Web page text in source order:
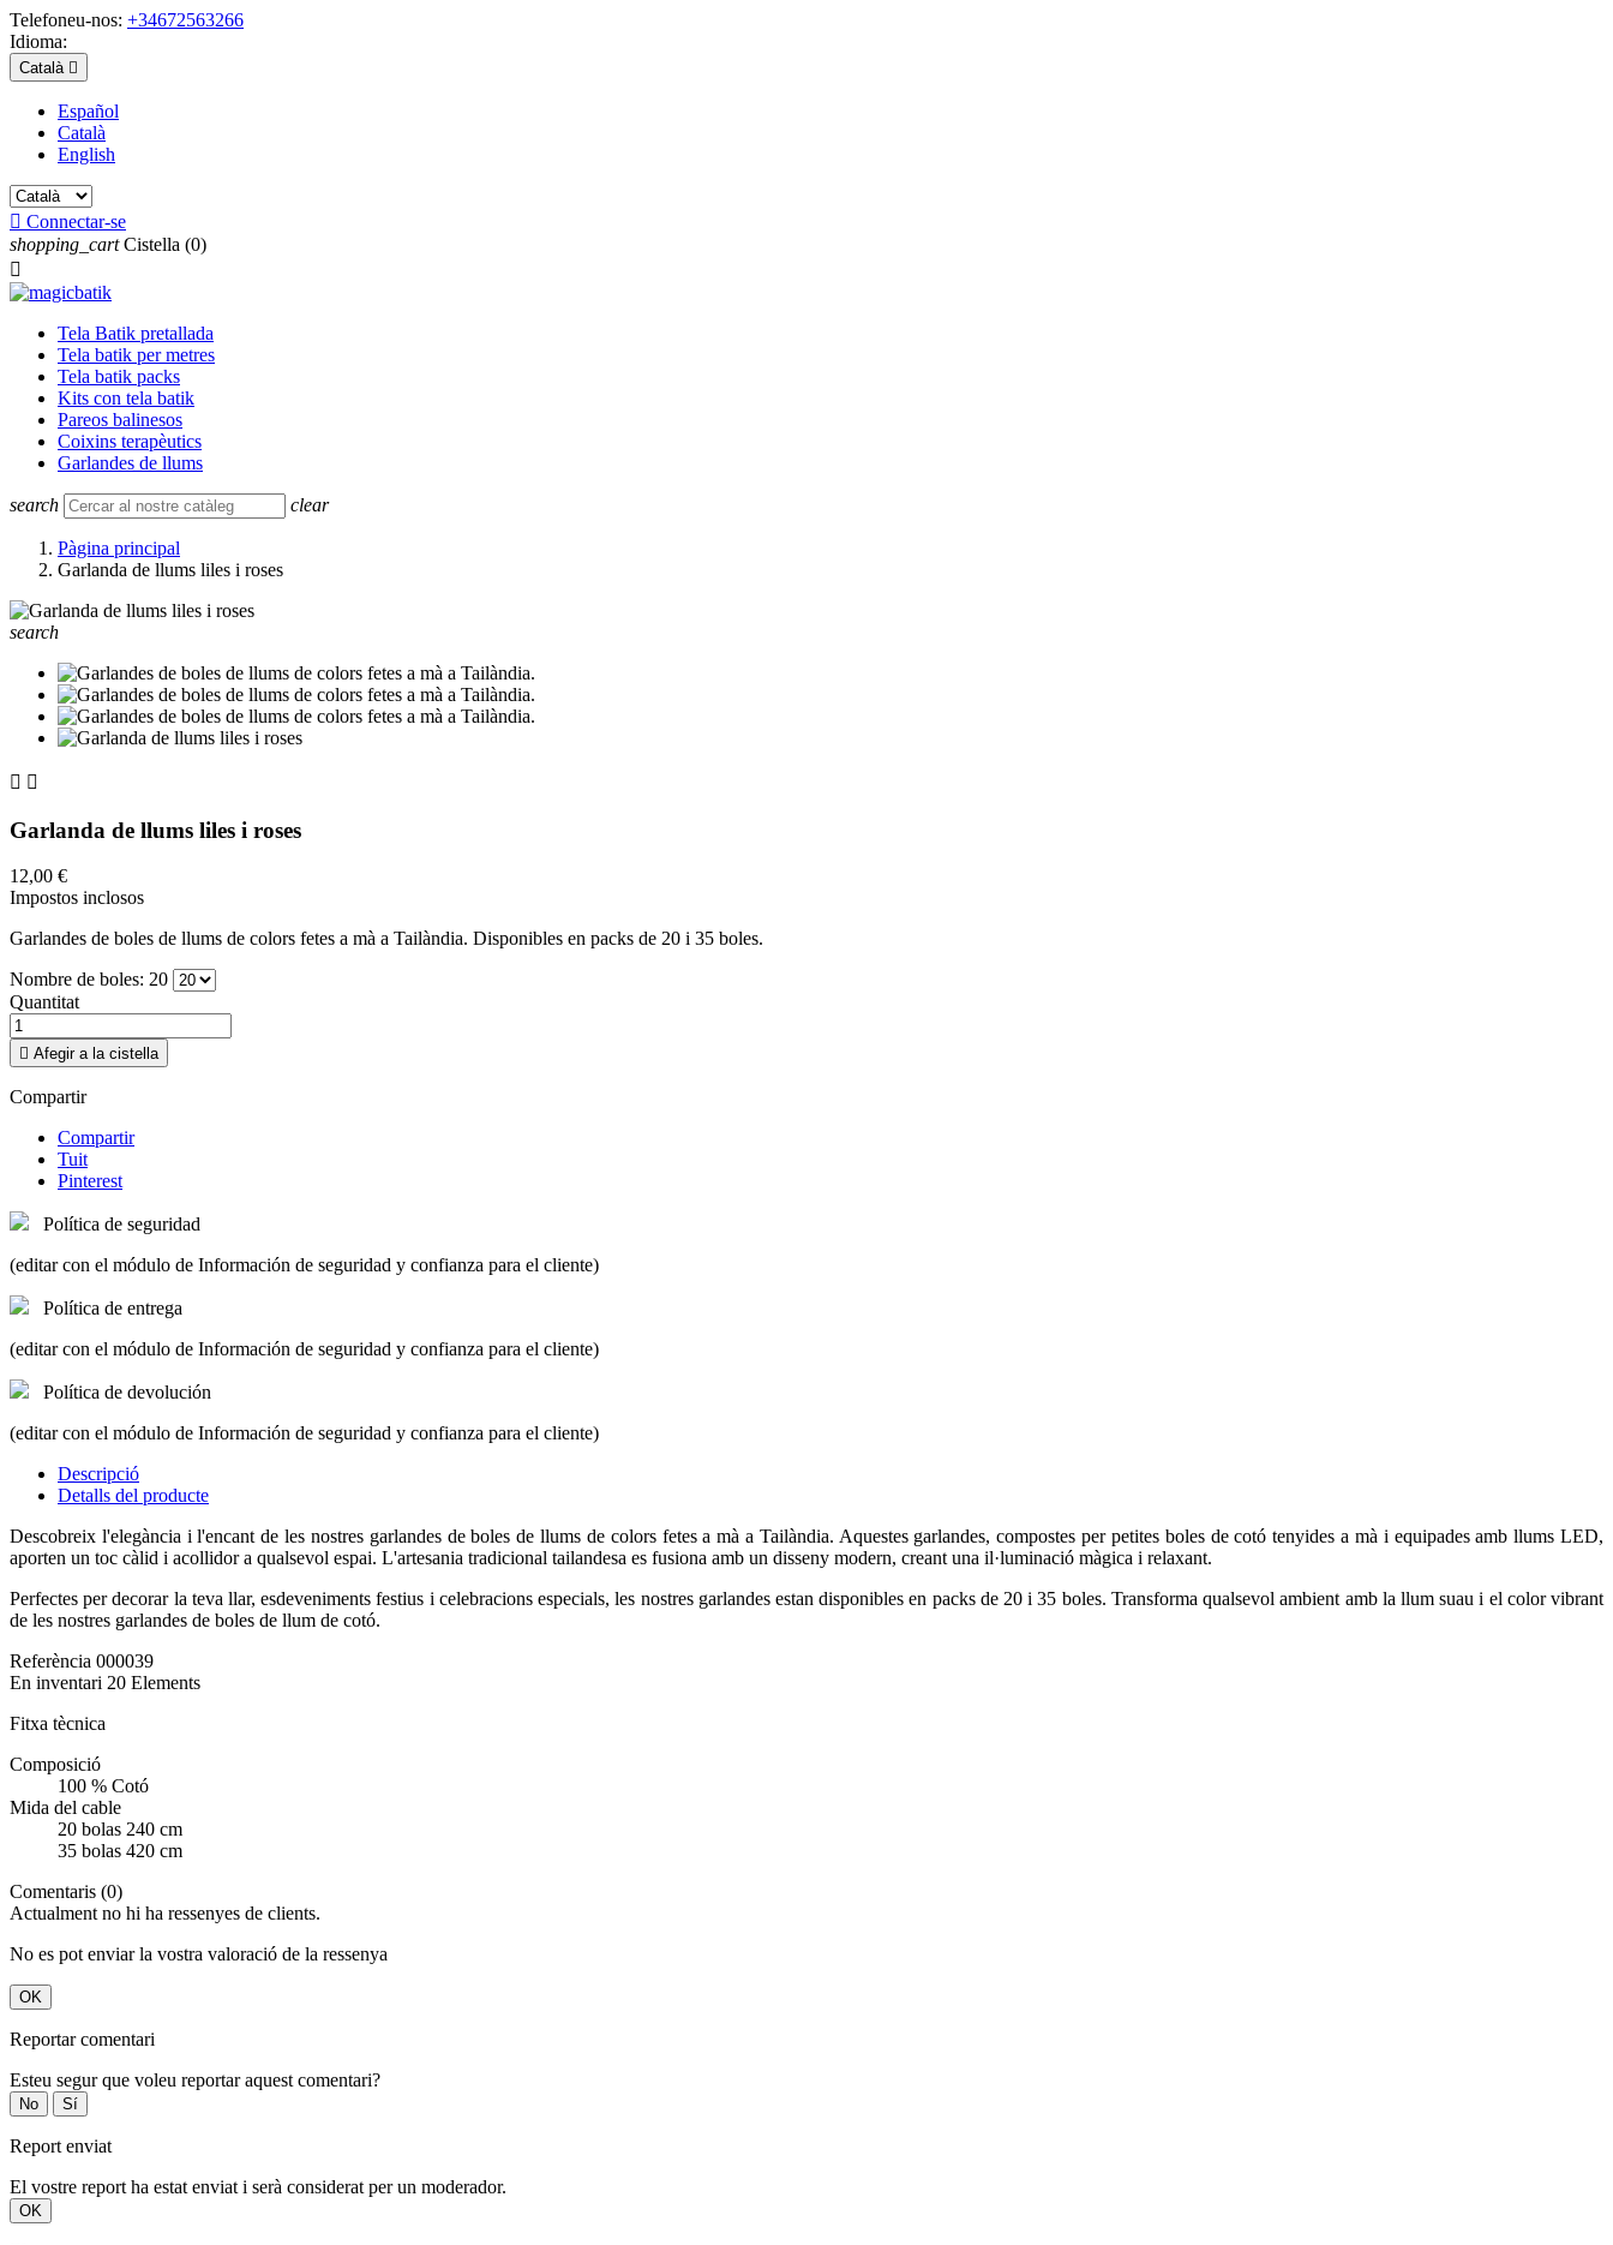
Telefoneu-nos: +34672563266
Idioma:
Català 
Español
Català
English
 Connectar-se
shopping_cart Cistella (0)

Tela Batik pretallada
Tela batik per metres
Tela batik packs
Kits con tela batik
Pareos balinesos
Coixins terapèutics
Garlandes de llums
search clear
Pàgina principal
Garlanda de llums liles i roses
search
 
Garlanda de llums liles i roses
12,00 €
Impostos inclosos
Garlandes de boles de llums de colors fetes a mà a Tailàndia. Disponibles en packs de 20 i 35 boles.
Nombre de boles: 20
Quantitat
 Afegir a la cistella
Compartir
Compartir
Tuit
Pinterest
Política de seguridad
(editar con el módulo de Información de seguridad y confianza para el cliente)
Política de entrega
(editar con el módulo de Información de seguridad y confianza para el cliente)
Política de devolución
(editar con el módulo de Información de seguridad y confianza para el cliente)
Descripció
Detalls del producte
Descobreix l'elegància i l'encant de les nostres garlandes de boles de llums de colors fetes a mà a Tailàndia. Aquestes garlandes, compostes per petites boles de cotó tenyides a mà i equipades amb llums LED,
aporten un toc càlid i acollidor a qualsevol espai. L'artesania tradicional tailandesa es fusiona amb un disseny modern, creant una il·luminació màgica i relaxant.
Perfectes per decorar la teva llar, esdeveniments festius i celebracions especials, les nostres garlandes estan disponibles en packs de 20 i 35 boles. Transforma qualsevol ambient amb la llum suau i el color vibrant
de les nostres garlandes de boles de llum de cotó.
Referència 000039
En inventari 20 Elements
Fitxa tècnica
Composició
100 % Cotó
Mida del cable
20 bolas 240 cm
35 bolas 420 cm
Comentaris (0)
Actualment no hi ha ressenyes de clients.
No es pot enviar la vostra valoració de la ressenya
OK
Reportar comentari
Esteu segur que voleu reportar aquest comentari?
No Sí
Report enviat
El vostre report ha estat enviat i serà considerat per un moderador.
OK